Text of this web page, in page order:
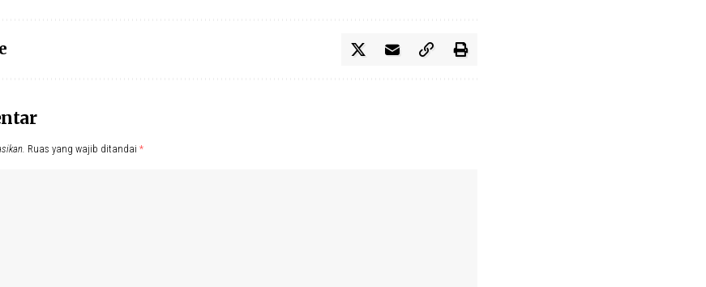
Ruas yang wajib ditandai *